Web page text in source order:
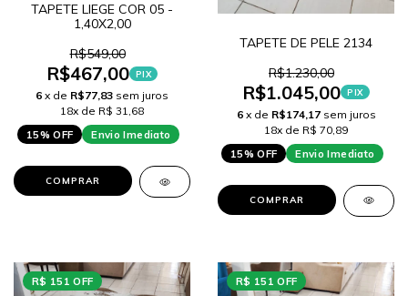
TAPETE LIEGE COR 05 -
1,40X2,00
R$549,00
R$467,00 PIX
6 x de R$77,83 sem juros
18x de R$ 31,68
15% OFF
Envio Imediato
COMPRAR
TAPETE DE PELE 2134
R$1.230,00
R$1.045,00 PIX
6 x de R$174,17 sem juros
18x de R$ 70,89
15% OFF
Envio Imediato
COMPRAR
R$ 151 OFF R$ 151 OFF